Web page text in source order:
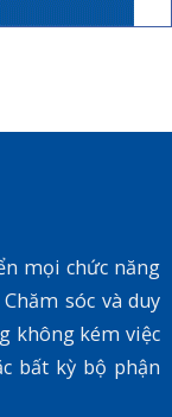
mọi chức năng
sóc và duy
không kém việc
bất kỳ bộ phận